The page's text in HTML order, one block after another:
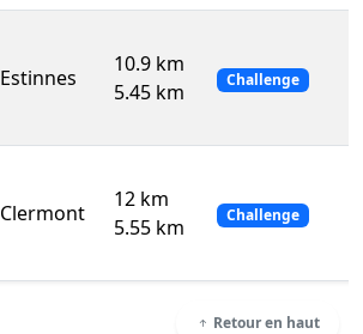
Estinnes
10.9 km
5.45 km
Challenge
Clermont
12 km
5.55 km
Challenge
Retour en haut